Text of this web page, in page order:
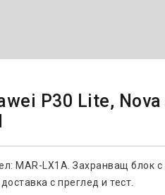
P30 Lite, Nova
MAR-LX1A. Захранващ блок с
с преглед и тест.